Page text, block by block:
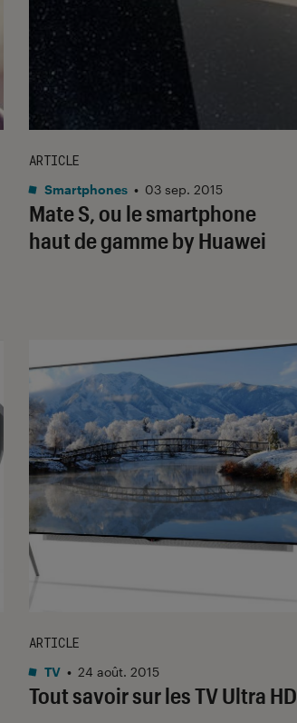
Mate S, ou le smartphone
haut de gamme by Huawei
ARTICLE
Smartphones • 03 sep. 2015
Tout savoir sur les TV Ultra HD
ARTICLE
TV • 24 août. 2015